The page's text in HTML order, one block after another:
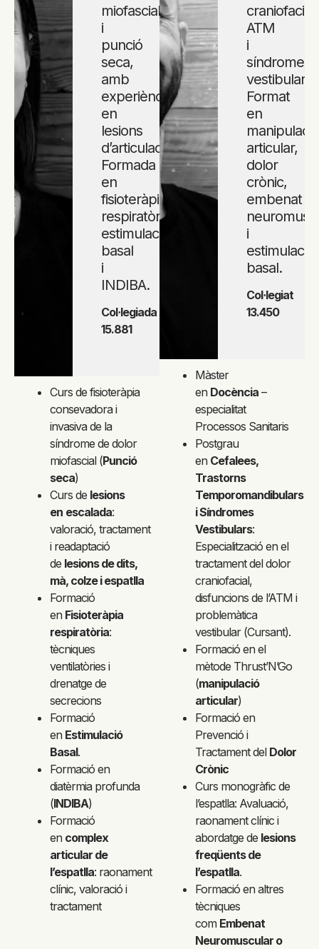
miofascial
i
punció
seca,
amb
experiència
en
lesions
d’articulacions.
Formada
en
fisioteràpia
respiratòria,
estimulació
basal
i
INDIBA.
Col·legiada
15.881
Curs de fisioteràpia
consevadora i
invasiva de la
síndrome de dolor
miofascial (Punció
seca)
Curs de lesions
en escalada:
valoració, tractament
i readaptació
de lesions de dits,
mà, colze i espatlla
Formació
en Fisioteràpia
respiratòria:
tècniques
ventilatòries i
drenatge de
secrecions
Formació
en Estimulació
Basal.
Formació en
diatèrmia profunda
(INDIBA)
Formació
en complex
articular de
l’espatlla: raonament
clínic, valoració i
tractament
craniofacial,
ATM
i
síndromes
vestibulars.
Format
en
manipulació
articular,
dolor
crònic,
embenat
i
estimulació
basal.
Col·legiat
13.450
Màster
en Docència –
especialitat
Processos Sanitaris
Postgrau
en Cefalees,
Trastorns
Temporomandibulars
i Síndromes
Vestibulars:
Especialització en el
tractament del dolor
craniofacial,
disfuncions de l’ATM i
problemàtica
vestibular (Cursant).
Formació en el
mètode Thrust’N’Go
(manipulació
articular)
Formació en
Prevenció i
Tractament del Dolor
Crònic
Curs monogràfic de
l’espatlla: Avaluació,
raonament clínic i
abordatge de lesions
freqüents de
l’espatlla.
Formació en altres
tècniques
com Embenat
Neuromuscular o